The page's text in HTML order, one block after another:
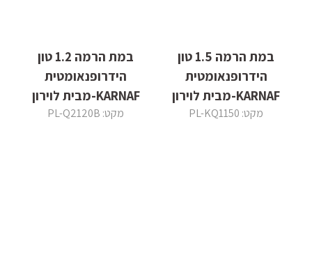
במת הרמה 1.5 טון
הידרופנאומטית
KARNAF-מבית לוירון
מקט: PL-KQ1150
במת הרמה 1.2 טון
הידרופנאומטית
KARNAF-מבית לוירון
מקט: PL-Q2120B